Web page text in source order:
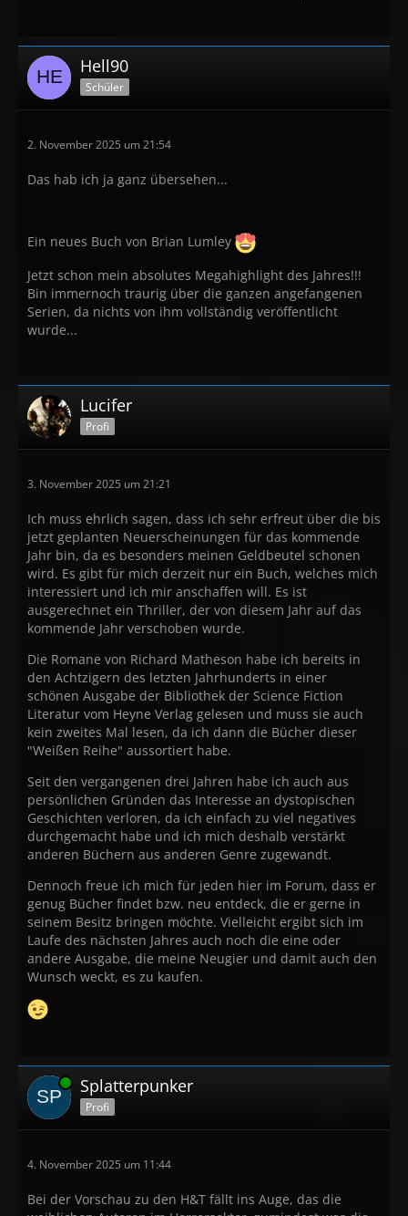
Hell90
Schüler
2. November 2025 um 21:54
Das hab ich ja ganz übersehen...
Ein neues Buch von Brian Lumley
Jetzt schon mein absolutes Megahighlight des Jahres!!!
Bin immernoch traurig über die ganzen angefangenen
Serien, da nichts von ihm vollständig veröffentlicht
wurde...
Lucifer
Profi
3. November 2025 um 21:21
Ich muss ehrlich sagen, dass ich sehr erfreut über die bis
jetzt geplanten Neuerscheinungen für das kommende
Jahr bin, da es besonders meinen Geldbeutel schonen
wird. Es gibt für mich derzeit nur ein Buch, welches mich
interessiert und ich mir anschaffen will. Es ist
ausgerechnet ein Thriller, der von diesem Jahr auf das
kommende Jahr verschoben wurde.
Die Romane von Richard Matheson habe ich bereits in
den Achtzigern des letzten Jahrhunderts in einer
schönen Ausgabe der Bibliothek der Science Fiction
Literatur vom Heyne Verlag gelesen und muss sie auch
kein zweites Mal lesen, da ich dann die Bücher dieser
"Weißen Reihe" aussortiert habe.
Seit den vergangenen drei Jahren habe ich auch aus
persönlichen Gründen das Interesse an dystopischen
Geschichten verloren, da ich einfach zu viel negatives
durchgemacht habe und ich mich deshalb verstärkt
anderen Büchern aus anderen Genre zugewandt.
Dennoch freue ich mich für jeden hier im Forum, dass er
genug Bücher findet bzw. neu entdeck, die er gerne in
seinem Besitz bringen möchte. Vielleicht ergibt sich im
Laufe des nächsten Jahres auch noch die eine oder
andere Ausgabe, die meine Neugier und damit auch den
Wunsch weckt, es zu kaufen.
Online Splatterpunker
Profi
4. November 2025 um 11:44
Bei der Vorschau zu den H&T fällt ins Auge, das die